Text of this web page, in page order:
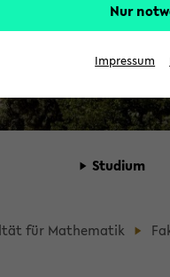
Stu­di­um
für Ma­the­ma­tik
Nur
Impressum